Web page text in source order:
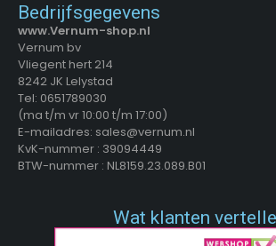
Bedrijfsgegevens
www.Vernum-shop.nl
Vernum bv
Vliegent hert 214
8242 JK Lelystad
Tel: 0651789030
(ma t/m vr 10:00 t/m 17:00)
E-mailadres: sales@vernum.nl
KvK-nummer : 39094449
BTW-nummer : NL8159.23.089.B01
Wat klanten